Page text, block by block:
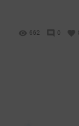
662 0